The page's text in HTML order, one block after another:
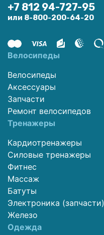
+7 812 94-727-95
или 8-800-200-64-20
Велосипеды
Велосипеды
Аксессуары
Запчасти
Ремонт велосипедов
Тренажеры
Кардиотренажеры
Силовые тренажеры
Фитнес
Массаж
Батуты
Электроника (запчасти)
Железо
Одежда